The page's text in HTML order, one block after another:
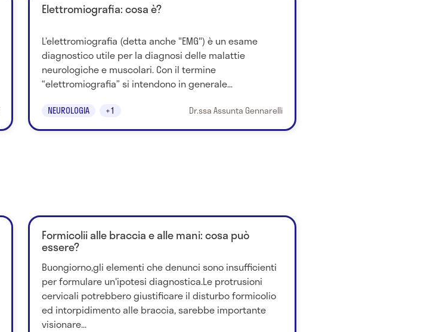
Elettromiografia: cosa è?
L’elettromiografia (detta anche "EMG") è un esame
diagnostico utile per la diagnosi delle malattie
neurologiche e muscolari. Con il termine
“elettromiografia” si intendono in generale...
NEUROLOGIA +1 Dr.ssa Assunta Gennarelli
Formicolii alle braccia e alle mani: cosa può
essere?
Buongiorno,gli elementi che denunci sono insufficienti
per formulare un'ipotesi diagnostica.Le protrusioni
cervicali potrebbero giustificare il disturbo formicolio
ed intorpidimento alle braccia, sarebbe importante
visionare...